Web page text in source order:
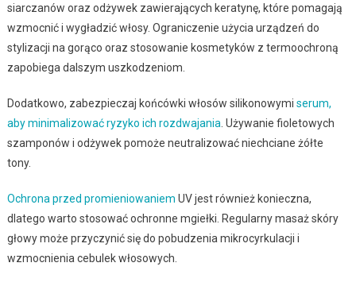
siarczanów oraz odżywek zawierających keratynę, które pomagają
wzmocnić i wygładzić włosy. Ograniczenie użycia urządzeń do
stylizacji na gorąco oraz stosowanie kosmetyków z termoochroną
zapobiega dalszym uszkodzeniom.
Dodatkowo, zabezpieczaj końcówki włosów silikonowymi serum,
aby minimalizować ryzyko ich rozdwajania . Używanie fioletowych
szamponów i odżywek pomoże neutralizować niechciane żółte
tony.
Ochrona przed promieniowaniem UV jest również konieczna,
dlatego warto stosować ochronne mgiełki. Regularny masaż skóry
głowy może przyczynić się do pobudzenia mikrocyrkulacji i
wzmocnienia cebulek włosowych.